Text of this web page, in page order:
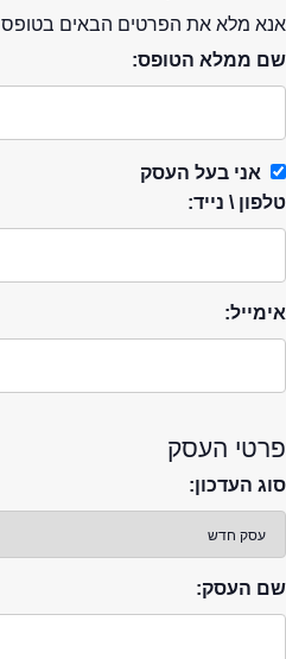
אנא מלא את הפרטים הבאים בטופס
שם ממלא הטופס:
אני בעל העסק
טלפון \ נייד:
אימייל:
פרטי העסק
סוג העדכון:
שם העסק: